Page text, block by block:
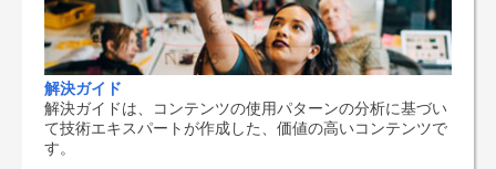
解決ガイド
解決ガイドは、コンテンツの使用パターンの分析に基づい
て技術エキスパートが作成した、価値の高いコンテンツで
す。